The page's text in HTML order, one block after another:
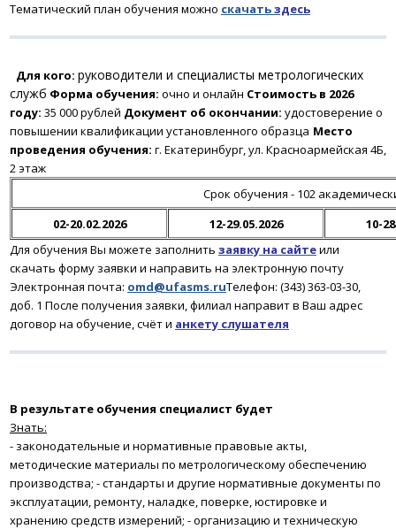
Тематический план обучения можно скачатьздесь
Для кого: руководители и специалисты метрологических
служб Форма обучения: очно и онлайн Стоимость в 2026
году: 35 000 рублей Документ об окончании: удостоверение о
повышении квалификации установленного образца Место
проведения обучения: г. Екатеринбург, ул. Красноармейская 4Б,
2 этаж
Срок обучения - 102
02-20.02.2026
12-29.05.2026
10-
Для обучения Вы можете заполнить заявку на сайтеили
скачать форму заявки и направить на электронную почту
Электронная почта: omd@ufasms.ruТелефон: (343) 363-03-30,
доб. 1 После получения заявки, филиал направит в Ваш адрес
договор на обучение, счёт и анкету слушателя
В результате обучения специалист будет
Знать:
- законодательные и нормативные правовые акты,
методические материалы по метрологическому обеспечению
производства; - стандарты и другие нормативные документы по
эксплуатации, ремонту, наладке, поверке, юстировке и
хранению средств измерений; - организацию и техническую